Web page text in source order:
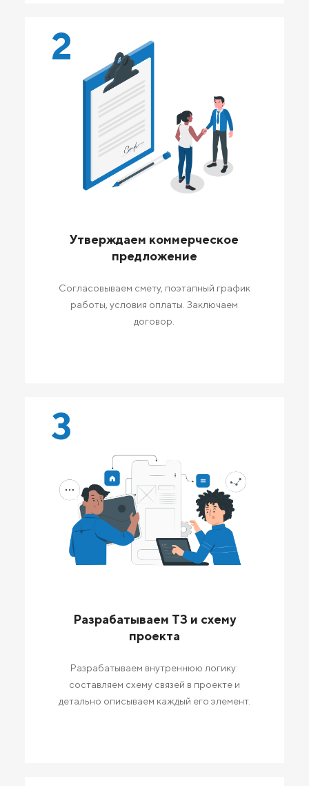
2
Утверждаем коммерческое
предложение
Согласовываем смету, поэтапный график
работы, условия оплаты. Заключаем
договор.
3
Разрабатываем ТЗ и схему
проекта
Разрабатываем внутреннюю логику:
составляем схему связей в проекте и
детально описываем каждый его элемент.